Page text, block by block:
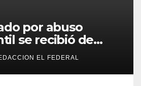
por abuso
se recibió de
dentro del
de La
EL FEDERAL